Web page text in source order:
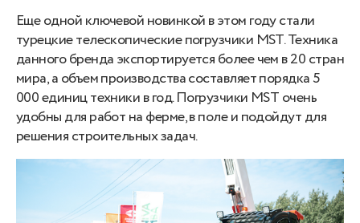
Еще одной ключевой новинкой в этом году стали
турецкие телескопические погрузчики MST. Техника
данного бренда экспортируется более чем в 20 стран
мира, а объем производства составляет порядка 5
000 единиц техники в год. Погрузчики MST очень
удобны для работ на ферме, в поле и подойдут для
решения строительных задач.